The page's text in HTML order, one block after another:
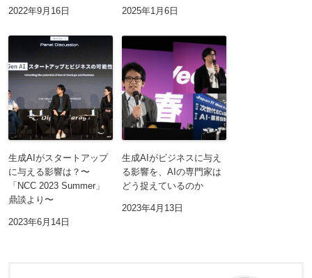
2022年9月16日 2025年1月6日
生成AIがスタートアップ
に与える影響は？〜
「NCC 2023 Summer」
鼎談より〜
2023年6月14日
生成AIがビジネスに与え
る影響を、AIの専門家は
どう捉えているのか
2023年4月13日